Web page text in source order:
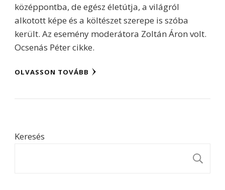
középpontba, de egész életútja, a világról
alkotott képe és a költészet szerepe is szóba
került. Az esemény moderátora Zoltán Áron volt.
Ocsenás Péter cikke.
OLVASSON TOVÁBB
Keresés